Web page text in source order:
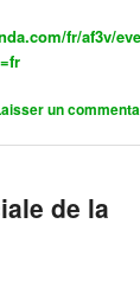
fr/af3v/
un
de la